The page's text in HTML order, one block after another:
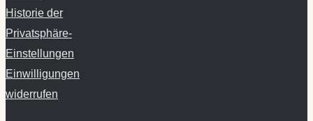
Historie der
Privatsphäre-
Einstellungen
Einwilligungen
widerrufen